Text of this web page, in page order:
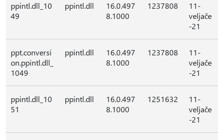
ppintl.dll_10
49
ppintl.dll
16.0.497
8.1000
1237808
11-
veljače
-21
ppt.conversi
on.ppintl.dll_
1049
ppintl.dll
16.0.497
8.1000
1237808
11-
veljače
-21
ppintl.dll_10
51
ppintl.dll
16.0.497
8.1000
1251632
11-
veljače
-21